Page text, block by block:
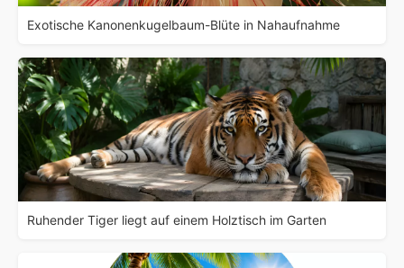
Exotische Kanonenkugelbaum-Blüte in Nahaufnahme
Ruhender Tiger liegt auf einem Holztisch im Garten